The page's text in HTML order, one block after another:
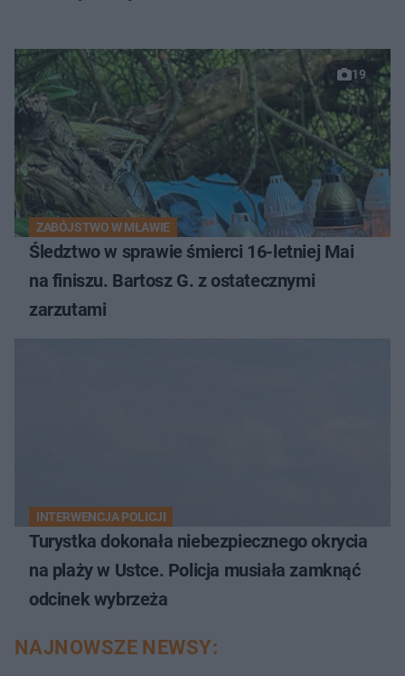
19
ZABÓJSTWO W MŁAWIE
Śledztwo w sprawie śmierci 16-letniej Mai
na finiszu. Bartosz G. z ostatecznymi
zarzutami
INTERWENCJA POLICJI
Turystka dokonała niebezpiecznego okrycia
na plaży w Ustce. Policja musiała zamknąć
odcinek wybrzeża
NAJNOWSZE NEWSY: